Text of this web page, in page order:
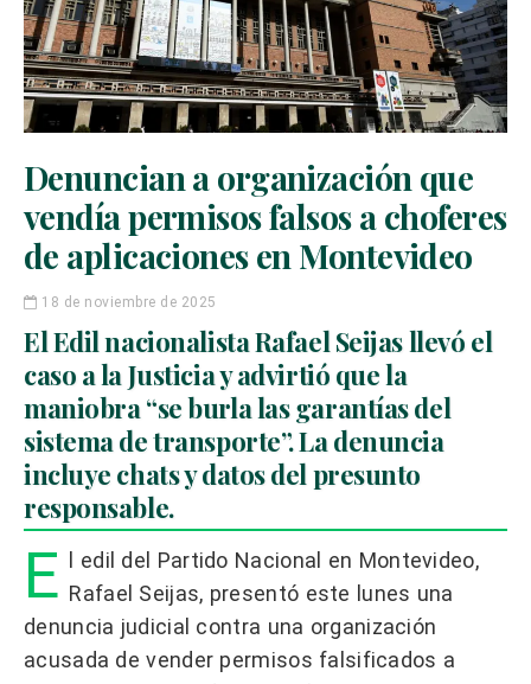
Denuncian a organización que
vendía permisos falsos a choferes
de aplicaciones en Montevideo
18 de noviembre de 2025
El Edil nacionalista Rafael Seijas llevó el
caso a la Justicia y advirtió que la
maniobra “se burla las garantías del
sistema de transporte”. La denuncia
incluye chats y datos del presunto
responsable.
E l edil del Partido Nacional en Montevideo,
Rafael Seijas, presentó este lunes una
denuncia judicial contra una organización
acusada de vender permisos falsificados a